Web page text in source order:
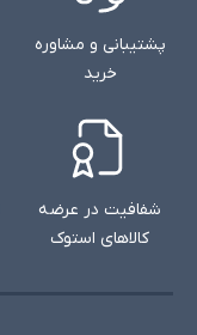
پشتیبانی و مشاوره
خرید
شفافیت در عرضه
کالاهای استوک